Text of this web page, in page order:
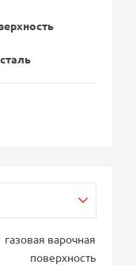
газовая варочная
поверхность